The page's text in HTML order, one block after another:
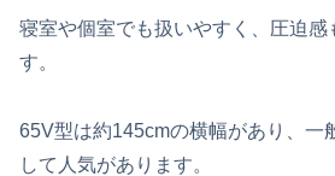
寝室や個室でも扱いやすく、圧迫感
す。
65V型は約145cmの横幅があり、一
して人気があります。